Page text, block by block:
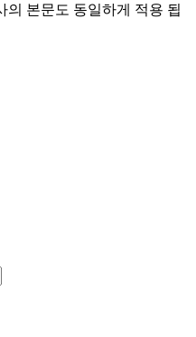
의 본문도 동일하게 적용 됩